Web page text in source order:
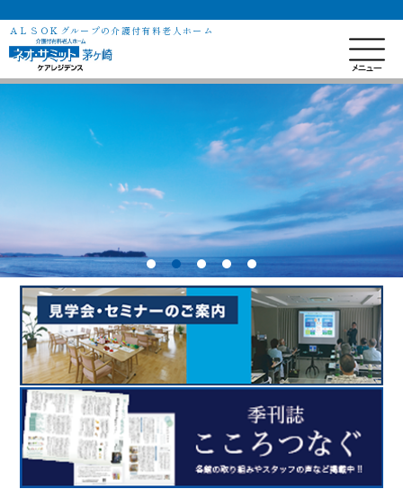
ＡＬＳＯＫグループの介護付有料老人ホーム